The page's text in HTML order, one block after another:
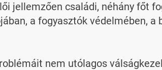
jellemzően családi, néhány főt
a fogyasztók védelmében,
nem utólagos